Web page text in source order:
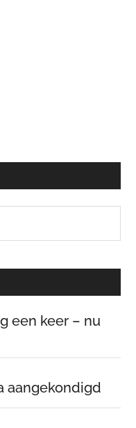
een keer – nu
aangekondigd